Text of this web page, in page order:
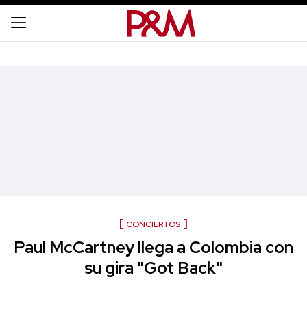
CONCIERTOS
Paul McCartney llega a Colombia con
su gira "Got Back"